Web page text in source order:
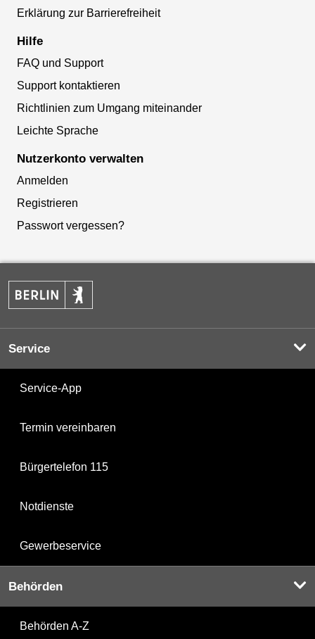
Erklärung zur Barrierefreiheit
Hilfe
FAQ und Support
Support kontaktieren
Richtlinien zum Umgang miteinander
Leichte Sprache
Nutzerkonto verwalten
Anmelden
Registrieren
Passwort vergessen?
Service
Service-App
Termin vereinbaren
Bürgertelefon 115
Notdienste
Gewerbeservice
Behörden
Behörden A-Z